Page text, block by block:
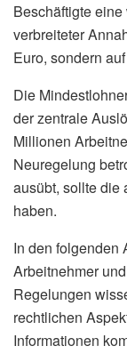
Beschäftigte
verbreiteter
Euro, sondern
Die
der zentrale
Millionen
Neuregelung
ausübt, sollte die
haben.
In den folgenden
Arbeitnehmer
Regelungen
rechtlichen
Informationen